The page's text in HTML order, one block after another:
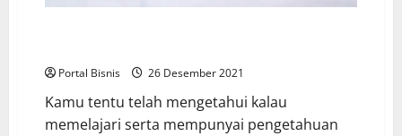
Portal Bisnis 26 Desember 2021
Kamu tentu telah mengetahui kalau
memelajari serta mempunyai pengetahuan